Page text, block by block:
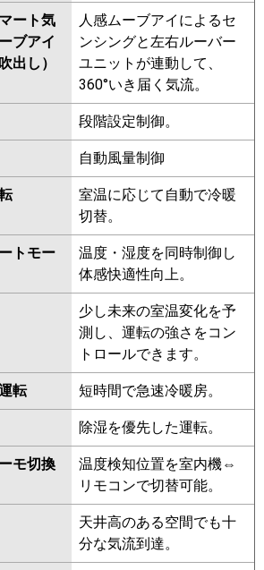
ZRMP160ELFR
PLZT-
ZRMP160EFR PLZT-
ZRMP160ELFGR
PLZT-
ZRMP160EFGR
RCI-GP160RGHG12 RCI-
GP160RGHG8 RCI-GP160RGHG7
RCI-GP160RGHG6 RCI-
GP160RGHG5 RCI-GP160RGHG4
RCI-GP160RGHG3 RCI-
AP160GHG6-kobe
AP160GHG6 RCI-GP160RGHG2
FDTZ1606HT6S-airf
FDTZ1606HT6S FDTZ1606HT6S-
FDTZ1606HT6S-rak
FDTZ1605HT5SA-osj
FDTZ1605HT5SA-rak
FDTZ1605HT5SA-airf
FDTZ1605HT5SA
FDTZ1605HT5S-osj
FDTZ1605HT5S-rak
FDTZ1605HT5S-airf
FDTZ1605HT5S-airflex
FDTZ1605HT5S
FDTZ1605HT5S-
ート気
ブアイ
出し）
人感ムーブアイによるセ
ンシングと左右ルーバー
ユニットが連動して、
360°いき届く気流。
段階設定制御。
自動風量制御
室温に応じて自動で冷暖
切替。
トモー
温度・湿度を同時制御し
体感快適性向上。
少し未来の室温変化を予
測し、運転の強さをコン
トロールできます。
転 短時間で急速冷暖房。
除湿を優先した運転。
モ切換
温度検知位置を室内機⇔
リモコンで切替可能。
天井高のある空間でも十
分な気流到達。